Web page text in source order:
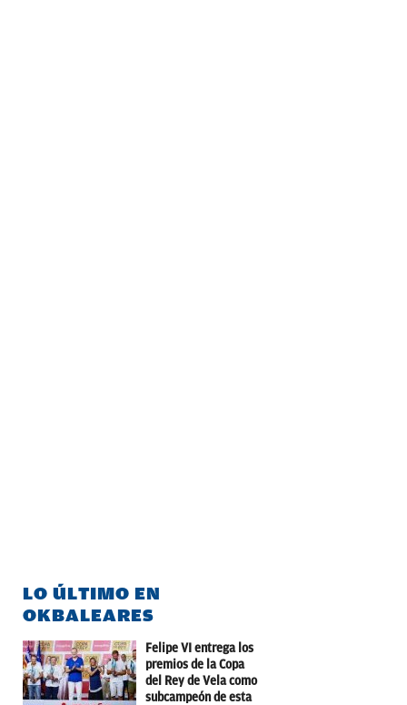
LO ÚLTIMO EN
OKBALEARES
Felipe VI entrega los
premios de la Copa
del Rey de Vela como
subcampeón de esta